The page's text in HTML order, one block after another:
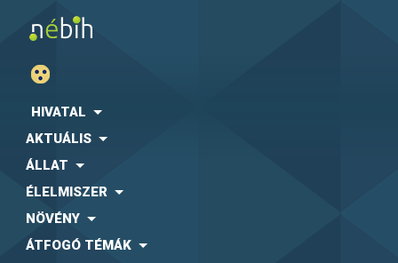
HIVATAL
AKTUÁLIS
ÁLLAT
ÉLELMISZER
NÖVÉNY
ÁTFOGÓ TÉMÁK